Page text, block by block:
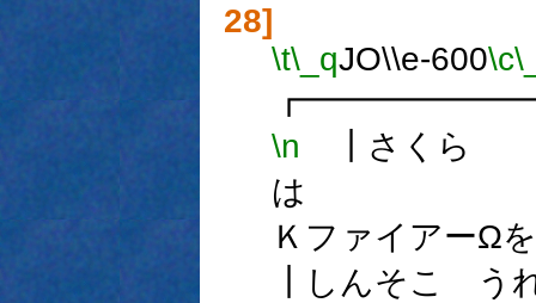
28]
\t\_qJO\\e-600\c
\n ┃さくら
Ｋファイア
┃しんそ